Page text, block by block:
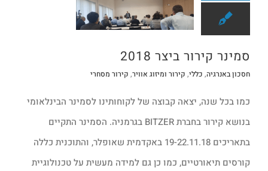
סמינר קירור ביצר 2018
חסכון באנרגיה, כללי, קירור ומיזוג אוויר, קירור מסחרי
כמו בכל שנה, יצאה קבוצה של לקוחותינו לסמינר הבינלאומי
בנושא קירור בחברת BITZER בגרמניה. הסמינר התקיים
בתאריכים 19-22.11.18 באקדמית שאופלר, והתוכנית כללה
קורסים תיאורטיים, כמו כן גם למידה מעשית על טכנולוגיית